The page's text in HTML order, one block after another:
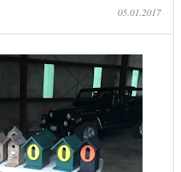
05.01.2017